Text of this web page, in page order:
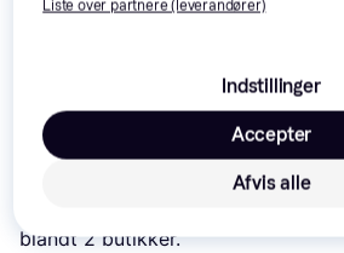
Bahco 414
Læs om produktet
Kirschen
blandt 2 butikker.
Liste over partnere (leverandører)
Indstillinger
Afvis alle
Accepter